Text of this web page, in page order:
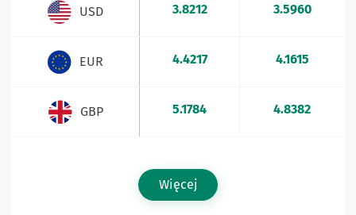
USD 3.8212 3.5960
EUR 4.4217 4.1615
GBP 5.1784 4.8382
Więcej